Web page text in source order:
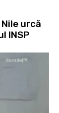
urcă
INSP